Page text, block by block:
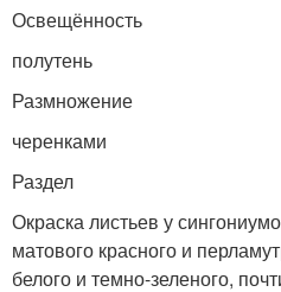
Освещённость
полутень
Размножение
черенками
Раздел
Окраска листьев у
матового красного и
белого и темно-зеленого,